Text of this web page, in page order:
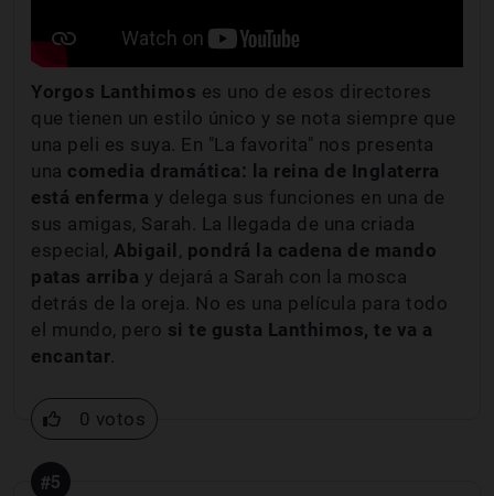
Yorgos Lanthimos es uno de esos directores
que tienen un estilo único y se nota siempre que
una peli es suya. En "La favorita" nos presenta
una comedia dramática: la reina de Inglaterra
está enferma y delega sus funciones en una de
sus amigas, Sarah. La llegada de una criada
especial, Abigail , pondrá la cadena de mando
patas arriba y dejará a Sarah con la mosca
detrás de la oreja. No es una película para todo
el mundo, pero si te gusta Lanthimos, te va a
encantar
0 votos
#5